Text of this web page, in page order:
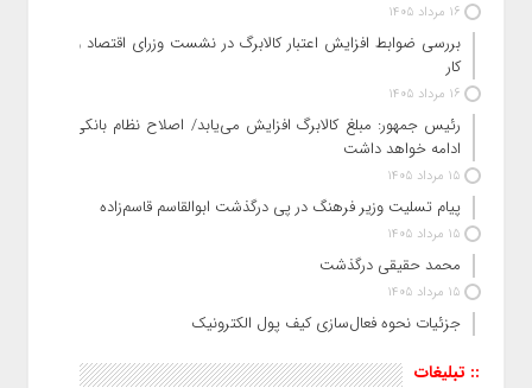
16 مرداد 1405
بررسی ضوابط افزایش اعتبار کالابرگ در نشست وزرای اقتصاد و
کار
16 مرداد 1405
رئیس‌ جمهور: مبلغ کالابرگ افزایش می‌یابد/ اصلاح نظام بانکی
ادامه خواهد داشت
15 مرداد 1405
پیام تسلیت وزیر فرهنگ در پی درگذشت ابوالقاسم قاسم‌زاده
15 مرداد 1405
محمد حقیقی درگذشت
15 مرداد 1405
جزئیات نحوه فعال‌سازی کیف پول الکترونیک
:: تبلیغات